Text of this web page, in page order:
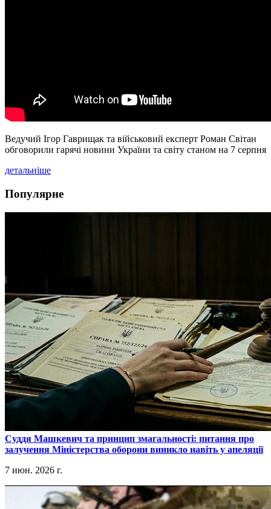
Ведучий Ігор Гаврищак та військовий експерт Роман Світан
обговорили гарячі новини України та світу станом на 7 серпня
детальніше
Популярне
​Суддя Машкевич та принцип змагальності: питання про
залучення Міністерства оборони виникло навіть у апеляції
7 июн. 2026 г.